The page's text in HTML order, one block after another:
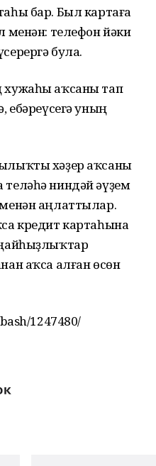
бар. Был картаға
менән: телефон йәки
була.
хужаһы аҡсаны тап
ебәреүсегә уның
хәҙер аҡсаны
ниндәй әүҙем
аңлаттылар.
кредит картаһына
аҡса алған өсөн
1247480/